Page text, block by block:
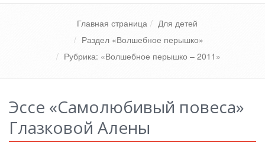
Главная страница
Для детей
Раздел «Волшебное перышко»
Рубрика: «Волшебное перышко – 2011»
Эссе «Самолюбивый повеса»
Глазковой Алены